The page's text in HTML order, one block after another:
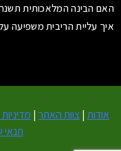
האם הבינה המלאכותית
איך עליית הריבית משפיעה על
אודות |צוות האתר |
תנאי